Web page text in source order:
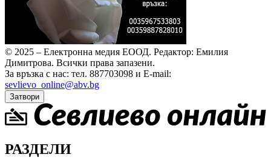
© 2025 – Електронна медия ЕООД. Редактор: Емилия
Димитрова. Всички права запазени.
За връзка с нас: тел. 887703098 и E-mail:
sevlievo_online@abv.bg
Затвори
РАЗДЕЛИ